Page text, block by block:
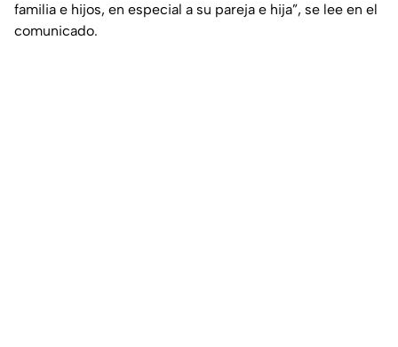
familia e hijos, en especial a su pareja e hija”, se lee en el
comunicado.